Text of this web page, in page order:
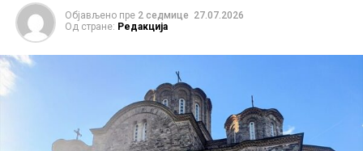
Објављено пре 2 седмице 27.07.2026
Од стране: Редакција